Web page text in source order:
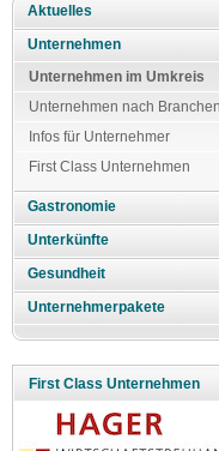
Aktuelles
Unternehmen
Unternehmen im Umkreis
Unternehmen nach Branchen
Infos für Unternehmer
First Class Unternehmen
Gastronomie
Unterkünfte
Gesundheit
Unternehmerpakete
First Class Unternehmen